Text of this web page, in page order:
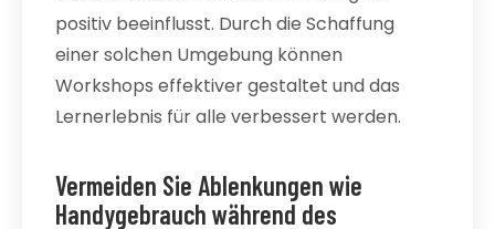
positiv beeinflusst. Durch die Schaffung
einer solchen Umgebung können
Workshops effektiver gestaltet und das
Lernerlebnis für alle verbessert werden.
Vermeiden Sie Ablenkungen wie
Handygebrauch während des